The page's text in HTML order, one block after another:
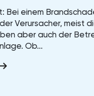
Bei einem
Verursacher, meist
aber auch der
Ob…